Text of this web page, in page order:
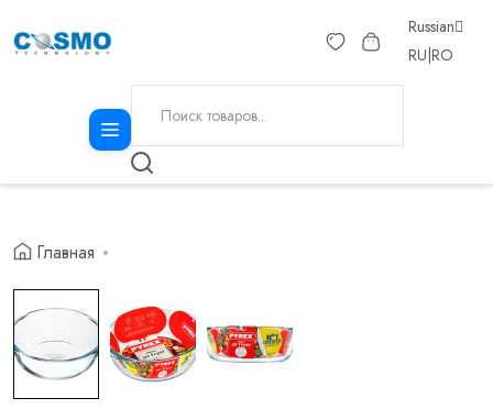
Russian
RU RO
Главная